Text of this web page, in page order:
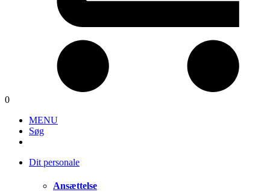
0
MENU
Søg
Dit personale
Ansættelse